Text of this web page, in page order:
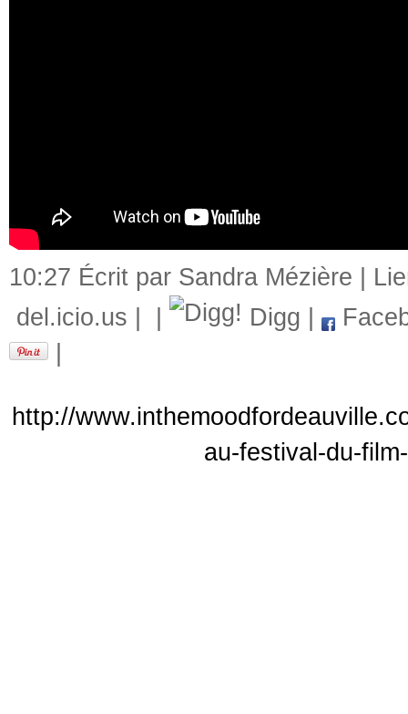
10:27 Écrit par Sandra Mézière |
del.icio.us
Digg
http://
au-festival-du-